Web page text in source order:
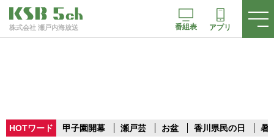
株式会社 瀬戸内海放送 番組表 アプリ
HOTワード 甲子園開幕 瀬戸芸 お盆 香川県民の日 暑